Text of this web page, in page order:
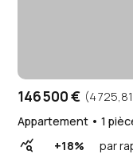
146 500 € (4
Appartement • 1
query_stats +18% par